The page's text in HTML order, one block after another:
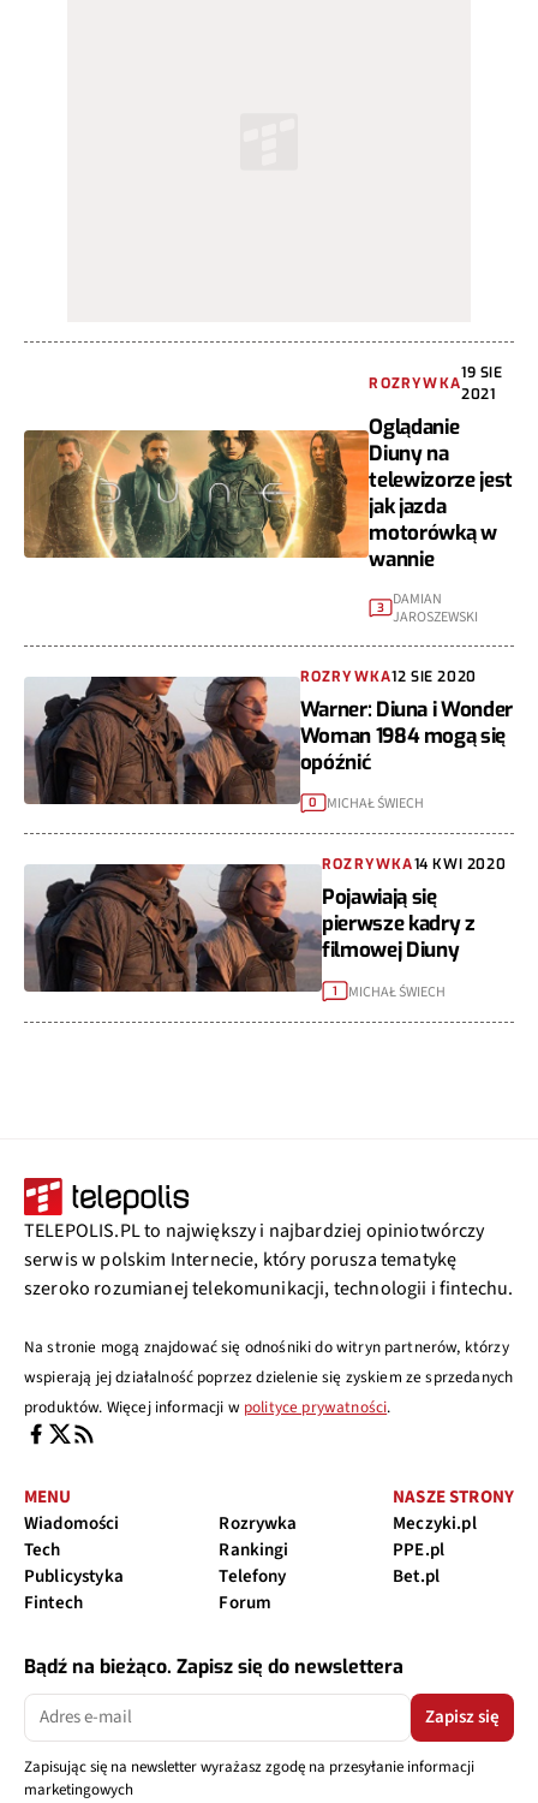
ROZRYWKA
19 SIE
2021
Oglądanie
Diuny na
telewizorze jest
jak jazda
motorówką w
wannie
3
DAMIAN
JAROSZEWSKI
ROZRYWKA12 SIE 2020
Warner: Diuna i Wonder
Woman 1984 mogą się
opóźnić
0 MICHAŁ ŚWIECH
ROZRYWKA14 KWI 2020
Pojawiają się
pierwsze kadry z
filmowej Diuny
1 MICHAŁ ŚWIECH
TELEPOLIS.PL to największy i najbardziej opiniotwórczy
serwis w polskim Internecie, który porusza tematykę
szeroko rozumianej telekomunikacji, technologii i fintechu.
Na stronie mogą znajdować się odnośniki do witryn partnerów, którzy
wspierają jej działalność poprzez dzielenie się zyskiem ze sprzedanych
produktów. Więcej informacji w polityce prywatności.
MENU
Wiadomości
Tech
Publicystyka
Fintech
Rozrywka
Rankingi
Telefony
Forum
NASZE STRONY
Meczyki.pl
PPE.pl
Bet.pl
Bądź na bieżąco. Zapisz się do newslettera
Zapisz się
Zapisując się na newsletter wyrażasz zgodę na przesyłanie informacji
marketingowych